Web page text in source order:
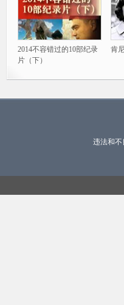
2014不容错过的10部纪录
片（下）
肯
违法和不